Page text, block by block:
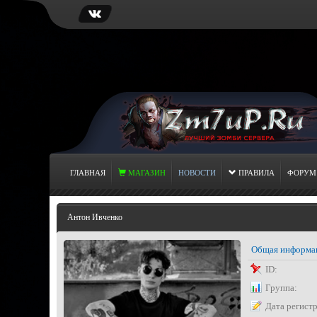
ГЛАВНАЯ МАГАЗИН НОВОСТИ ПРАВИЛА ФОРУМ
Антон Ивченко
Общая
ID:
Группа:
Дата